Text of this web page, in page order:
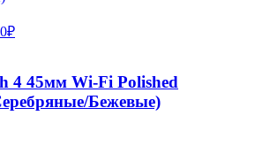
4 45мм Wi-Fi Polished
Бежевые)